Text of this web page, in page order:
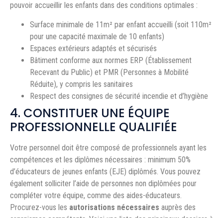
pouvoir accueillir les enfants dans des conditions optimales :
Surface minimale de 11m² par enfant accueilli (soit 110m²
pour une capacité maximale de 10 enfants)
Espaces extérieurs adaptés et sécurisés
Bâtiment conforme aux normes ERP (Établissement
Recevant du Public) et PMR (Personnes à Mobilité
Réduite), y compris les sanitaires
Respect des consignes de sécurité incendie et d’hygiène
4. CONSTITUER UNE ÉQUIPE
PROFESSIONNELLE QUALIFIÉE
Votre personnel doit être composé de professionnels ayant les
compétences et les diplômes nécessaires : minimum 50%
d’éducateurs de jeunes enfants (EJE) diplômés. Vous pouvez
également solliciter l’aide de personnes non diplômées pour
compléter votre équipe, comme des aides-éducateurs.
Procurez-vous les autorisations nécessaires auprès des